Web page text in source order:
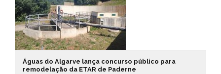
Águas do Algarve lança concurso público para
remodelação da ETAR de Paderne